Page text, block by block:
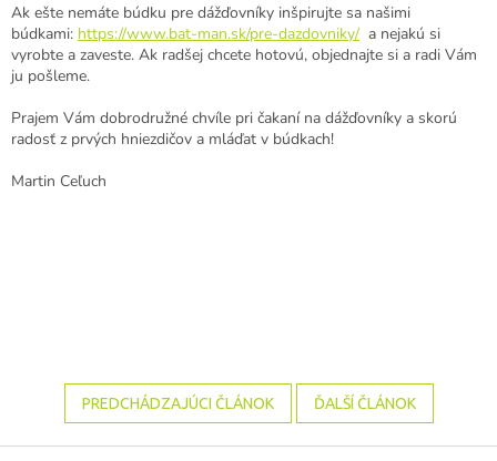
Ak ešte nemáte búdku pre dážďovníky inšpirujte sa našimi
búdkami: https://www.bat-man.sk/pre-dazdovniky/ a nejakú si
vyrobte a zaveste. Ak radšej chcete hotovú, objednajte si a radi Vám
ju pošleme.
Prajem Vám dobrodružné chvíle pri čakaní na dážďovníky a skorú
radosť z prvých hniezdičov a mláďat v búdkach!
Martin Ceľuch
PREDCHÁDZAJÚCI ČLÁNOK ĎALŠÍ ČLÁNOK